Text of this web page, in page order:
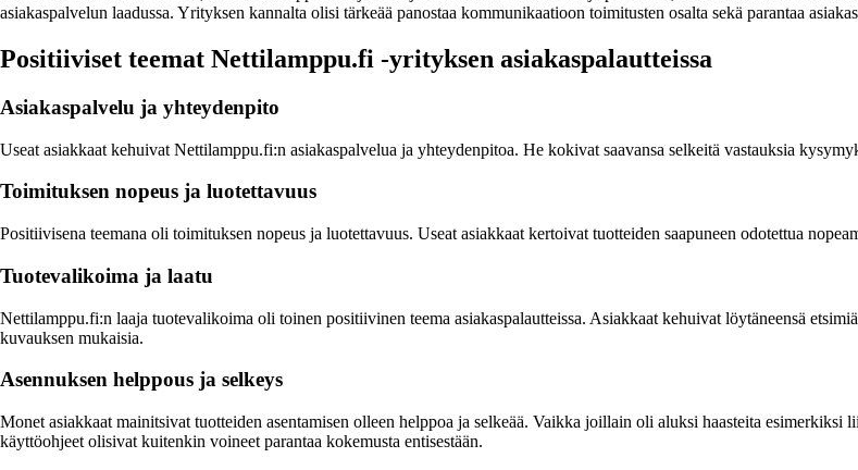
asiakaspalvelun laadussa. Yrityksen kannalta olisi tärkeää panostaa kommunikaatioon toimitusten osalta sekä parantaa
Positiiviset teemat Nettilamppu.fi -yrityksen asiakaspalautteissa
Asiakaspalvelu ja yhteydenpito
Useat asiakkaat kehuivat Nettilamppu.fi:n asiakaspalvelua ja yhteydenpitoa. He kokivat saavansa selkeitä vastauksia
Toimituksen nopeus ja luotettavuus
Positiivisena teemana oli toimituksen nopeus ja luotettavuus. Useat asiakkaat kertoivat tuotteiden saapuneen odotettua
Tuotevalikoima ja laatu
Nettilamppu.fi:n laaja tuotevalikoima oli toinen positiivinen teema asiakaspalautteissa. Asiakkaat kehuivat löytäneensä
kuvauksen mukaisia.
Asennuksen helppous ja selkeys
Monet asiakkaat mainitsivat tuotteiden asentamisen olleen helppoa ja selkeää. Vaikka joillain oli aluksi haasteita esimerkiksi
käyttöohjeet olisivat kuitenkin voineet parantaa kokemusta entisestään.